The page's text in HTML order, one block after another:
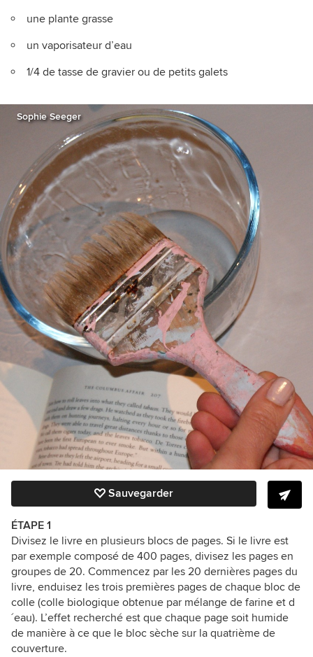
une plante grasse
un vaporisateur d’eau
1/4 de tasse de gravier ou de petits galets
Sophie Seeger
Sauvegarder
ÉTAPE 1
Divisez le livre en plusieurs blocs de pages. Si le livre est
par exemple composé de 400 pages, divisez les pages en
groupes de 20. Commencez par les 20 dernières pages du
livre, enduisez les trois premières pages de chaque bloc de
colle (colle biologique obtenue par mélange de farine et d
´eau). L’effet recherché est que chaque page soit humide
de manière à ce que le bloc sèche sur la quatrième de
couverture.